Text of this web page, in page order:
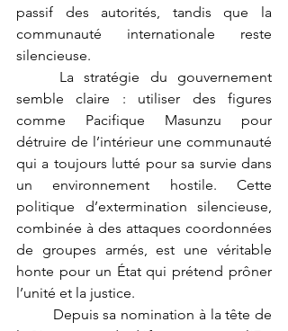
passif des autorités, tandis que la
communauté internationale reste
silencieuse.
semble claire : utiliser des figures
comme Pacifique Masunzu pour
détruire de l’intérieur une communauté
qui a toujours lutté pour sa survie dans
un environnement hostile. Cette
politique d’extermination silencieuse,
combinée à des attaques coordonnées
de groupes armés, est une véritable
honte pour un État qui prétend prôner
l’unité et la justice.